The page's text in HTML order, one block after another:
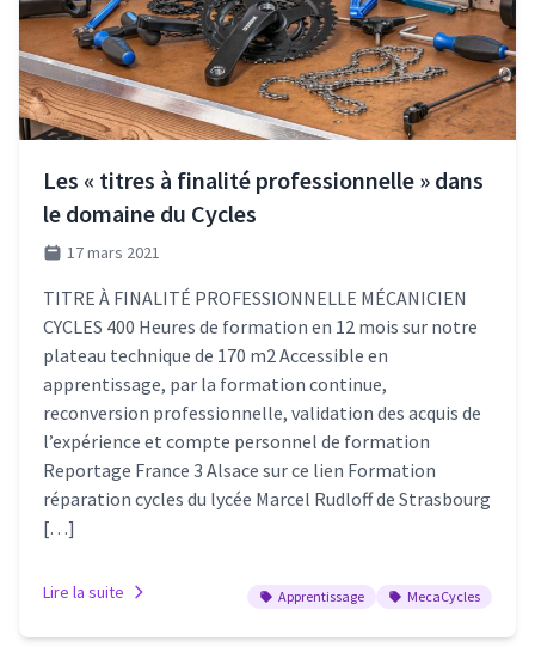
Les « titres à finalité professionnelle » dans
le domaine du Cycles
17 mars 2021
TITRE À FINALITÉ PROFESSIONNELLE MÉCANICIEN
CYCLES 400 Heures de formation en 12 mois sur notre
plateau technique de 170 m2 Accessible en
apprentissage, par la formation continue,
reconversion professionnelle, validation des acquis de
l’expérience et compte personnel de formation
Reportage France 3 Alsace sur ce lien Formation
réparation cycles du lycée Marcel Rudloff de Strasbourg
[…]
Lire la suite Apprentissage MecaCycles